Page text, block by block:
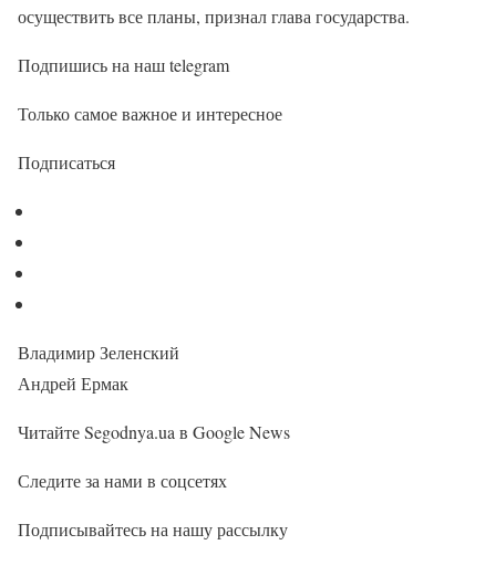
осуществить все планы, признал глава государства.
Подпишись на наш telegram
Только самое важное и интересное
Подписаться
Владимир Зеленский
Андрей Ермак
Читайте Segodnya.ua в Google News
Следите за нами в соцсетях
Подписывайтесь на нашу рассылку